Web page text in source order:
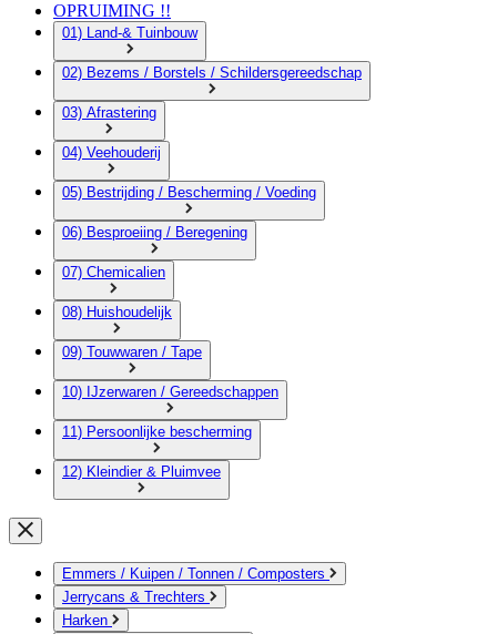
OPRUIMING !!
01) Land-& Tuinbouw
02) Bezems / Borstels / Schildersgereedschap
03) Afrastering
04) Veehouderij
05) Bestrijding / Bescherming / Voeding
06) Besproeiing / Beregening
07) Chemicalien
08) Huishoudelijk
09) Touwwaren / Tape
10) IJzerwaren / Gereedschappen
11) Persoonlijke bescherming
12) Kleindier & Pluimvee
Emmers / Kuipen / Tonnen / Composters
Jerrycans & Trechters
Harken